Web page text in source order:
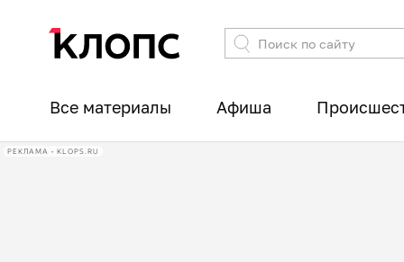
Все материалы Афиша
РЕКЛАМА • KLOPS.RU